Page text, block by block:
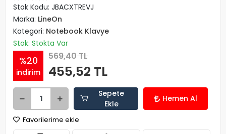
Stok Kodu: JBACXTREVJ
Marka: LineOn
Kategori: Notebook Klavye
Stok: Stokta Var
%20
indirim
569,40 TL
455,52 TL
Sepete
Ekle
Hemen Al
Favorilerime ekle